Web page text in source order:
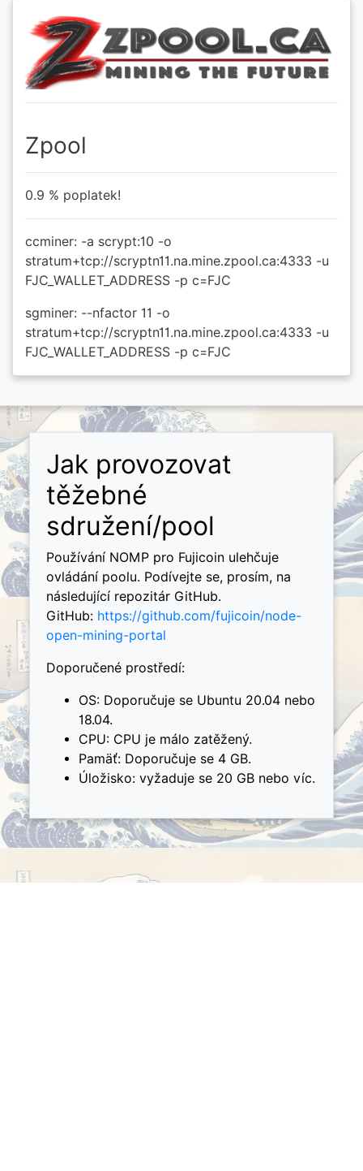
Zpool
0.9 % poplatek!
ccminer: -a scrypt:10 -o
stratum+tcp://scryptn11.na.mine.zpool.ca:4333 -u
FJC_WALLET_ADDRESS -p c=FJC
sgminer: --nfactor 11 -o
stratum+tcp://scryptn11.na.mine.zpool.ca:4333 -u
FJC_WALLET_ADDRESS -p c=FJC
Jak provozovat
těžebné
sdružení/pool
Používání NOMP pro Fujicoin ulehčuje
ovládání poolu. Podívejte se, prosím, na
následující repozitár GitHub.
GitHub: https://github.com/fujicoin/node-
open-mining-portal
Doporučené prostředí:
OS: Doporučuje se Ubuntu 20.04 nebo
18.04.
CPU: CPU je málo zatěžený.
Pamäť: Doporučuje se 4 GB.
Úložisko: vyžaduje se 20 GB nebo víc.